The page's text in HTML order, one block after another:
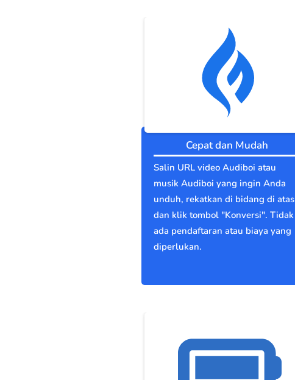
Cepat dan Mudah
Salin URL video Audiboi atau
musik Audiboi yang ingin Anda
unduh, rekatkan di bidang di atas
dan klik tombol "Konversi". Tidak
ada pendaftaran atau biaya yang
diperlukan.